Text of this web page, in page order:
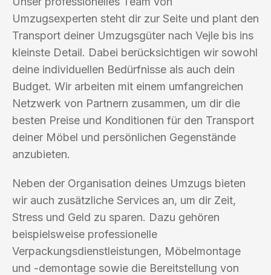
Umzugsexperten steht dir zur Seite und plant den
Transport deiner Umzugsgüter nach Vejle bis ins
kleinste Detail. Dabei berücksichtigen wir sowohl
deine individuellen Bedürfnisse als auch dein
Budget. Wir arbeiten mit einem umfangreichen
Netzwerk von Partnern zusammen, um dir die
besten Preise und Konditionen für den Transport
deiner Möbel und persönlichen Gegenstände
anzubieten.
Neben der Organisation deines Umzugs bieten
wir auch zusätzliche Services an, um dir Zeit,
Stress und Geld zu sparen. Dazu gehören
beispielsweise professionelle
Verpackungsdienstleistungen, Möbelmontage
und -demontage sowie die Bereitstellung von